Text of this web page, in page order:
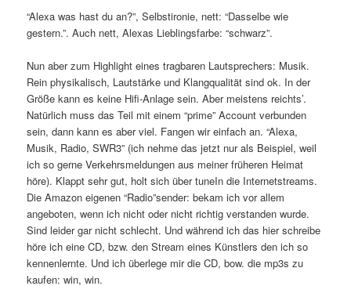
“Alexa was hast du an?”, Selbstironie, nett: “Dasselbe wie
gestern.”. Auch nett, Alexas Lieblingsfarbe: “schwarz”.
Nun aber zum Highlight eines tragbaren Lautsprechers: Musik.
Rein physikalisch, Lautstärke und Klangqualität sind ok. In der
Größe kann es keine Hifi-Anlage sein. Aber meistens reichts’.
Natürlich muss das Teil mit einem “prime” Account verbunden
sein, dann kann es aber viel. Fangen wir einfach an. “Alexa,
Musik, Radio, SWR3” (ich nehme das jetzt nur als Beispiel, weil
ich so gerne Verkehrsmeldungen aus meiner früheren Heimat
höre). Klappt sehr gut, holt sich über tuneIn die Internetstreams.
Die Amazon eigenen “Radio”sender: bekam ich vor allem
angeboten, wenn ich nicht oder nicht richtig verstanden wurde.
Sind leider gar nicht schlecht. Und während ich das hier schreibe
höre ich eine CD, bzw. den Stream eines Künstlers den ich so
kennenlernte. Und ich überlege mir die CD, bow. die mp3s zu
kaufen: win, win.